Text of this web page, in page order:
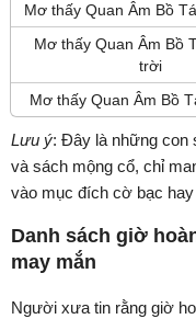
Mơ thấy Quan Âm Bồ
Mơ thấy Quan Âm Bồ
trời
Mơ thấy Quan Âm Bồ
Lưu ý: Đây là những con
và sách mộng cổ, chỉ
vào mục đích cờ bạc hay
Danh sách giờ
may mắn
Người xưa tin rằng giờ